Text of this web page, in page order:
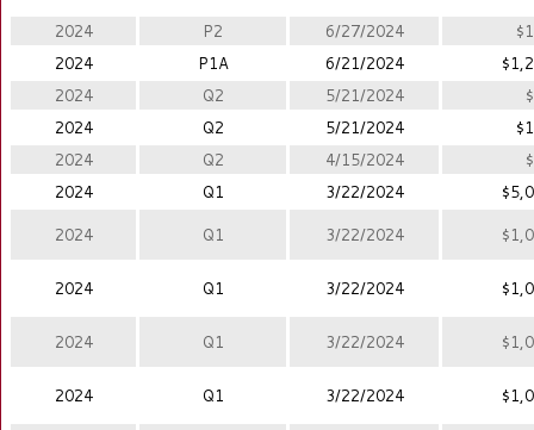
2024
P2 6/27/2024
2024
P1A 6/21/2024
2024
Q2 5/21/2024
2024
Q2 5/21/2024
2024
Q2 4/15/2024
2024
Q1 3/22/2024
2024
Q1 3/22/2024
2024 Q1 3/22/2024
2024 Q1 3/22/2024
2024 Q1 3/22/2024